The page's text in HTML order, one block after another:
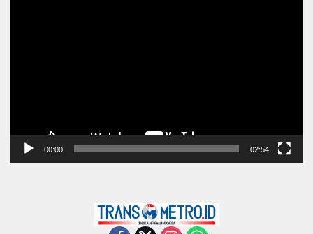
00:00 02:54